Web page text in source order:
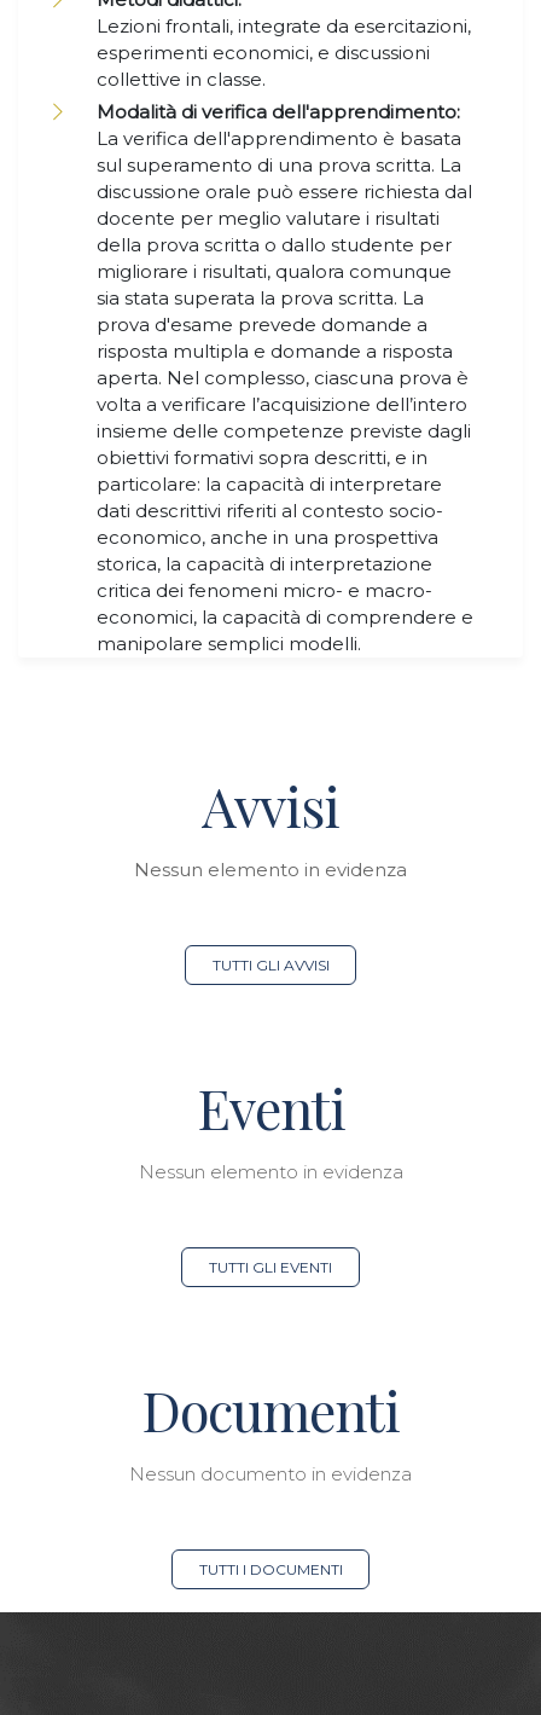
Lezioni frontali, integrate da esercitazioni,
esperimenti economici, e discussioni
collettive in classe.
Modalità di verifica dell'apprendimento:
La verifica dell'apprendimento è basata
sul superamento di una prova scritta. La
discussione orale può essere richiesta dal
docente per meglio valutare i risultati
della prova scritta o dallo studente per
migliorare i risultati, qualora comunque
sia stata superata la prova scritta. La
prova d'esame prevede domande a
risposta multipla e domande a risposta
aperta. Nel complesso, ciascuna prova è
volta a verificare l’acquisizione dell’intero
insieme delle competenze previste dagli
obiettivi formativi sopra descritti, e in
particolare: la capacità di interpretare
dati descrittivi riferiti al contesto socio-
economico, anche in una prospettiva
storica, la capacità di interpretazione
critica dei fenomeni micro- e macro-
economici, la capacità di comprendere e
manipolare semplici modelli.
Avvisi
Nessun elemento in evidenza
TUTTI GLI AVVISI
Eventi
Nessun elemento in evidenza
TUTTI GLI EVENTI
Documenti
Nessun documento in evidenza
TUTTI I DOCUMENTI